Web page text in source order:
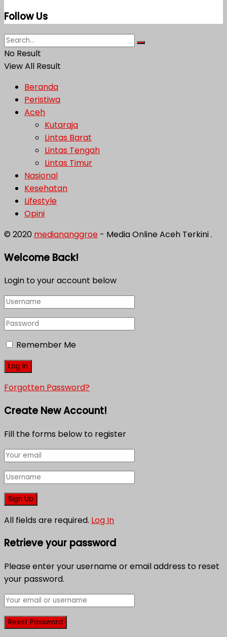
Follow Us
No Result
View All Result
Beranda
Peristiwa
Aceh
Kutaraja
Lintas Barat
Lintas Tengah
Lintas Timur
Nasional
Kesehatan
Lifestyle
Opini
© 2020 mediananggroe - Media Online Aceh Terkini .
Welcome Back!
Login to your account below
Remember Me
Forgotten Password?
Create New Account!
Fill the forms below to register
All fields are required. Log In
Retrieve your password
Please enter your username or email address to reset
your password.